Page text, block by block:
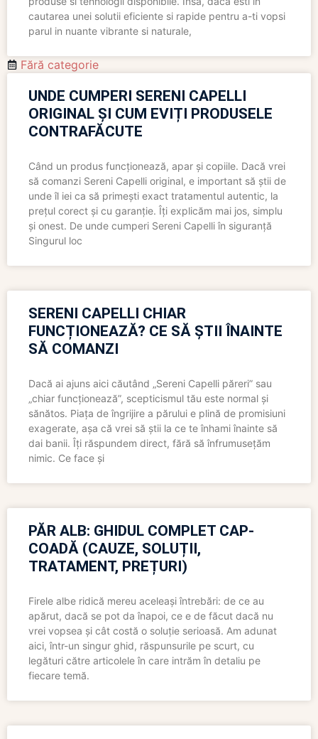
cautarea unei solutii eficiente si rapide pentru a-ti vopsi
parul in nuante vibrante si naturale,
Fără categorie
UNDE CUMPERI SERENI CAPELLI
ORIGINAL ȘI CUM EVIȚI PRODUSELE
CONTRAFĂCUTE
Când un produs funcționează, apar și copiile. Dacă vrei
să comanzi Sereni Capelli original, e important să știi de
unde îl iei ca să primești exact tratamentul autentic, la
prețul corect și cu garanție. Îți explicăm mai jos, simplu
și onest. De unde cumperi Sereni Capelli în siguranță
Singurul loc
SERENI CAPELLI CHIAR
FUNCȚIONEAZĂ? CE SĂ ȘTII ÎNAINTE
SĂ COMANZI
Dacă ai ajuns aici căutând „Sereni Capelli păreri” sau
„chiar funcționează”, scepticismul tău este normal și
sănătos. Piața de îngrijire a părului e plină de promisiuni
exagerate, așa că vrei să știi la ce te înhami înainte să
dai banii. Îți răspundem direct, fără să înfrumusețăm
nimic. Ce face și
PĂR ALB: GHIDUL COMPLET CAP-
COADĂ (CAUZE, SOLUȚII,
TRATAMENT, PREȚURI)
Firele albe ridică mereu aceleași întrebări: de ce au
apărut, dacă se pot da înapoi, ce e de făcut dacă nu
vrei vopsea și cât costă o soluție serioasă. Am adunat
aici, într-un singur ghid, răspunsurile pe scurt, cu
legături către articolele în care intrăm în detaliu pe
fiecare temă.